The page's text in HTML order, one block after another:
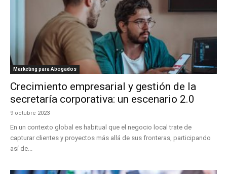
Marketing para Abogados
Crecimiento empresarial y gestión de la
secretaría corporativa: un escenario 2.0
9 octubre 2023
En un contexto global es habitual que el negocio local trate de
capturar clientes y proyectos más allá de sus fronteras, participando
así de...